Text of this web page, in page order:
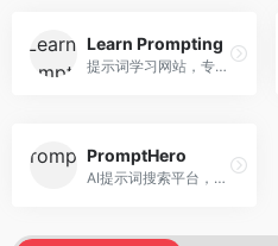
Learn Prompting
提示词学习网站，专注于提示词工程教育。面向AI学习者，提供提示词教程、最佳实践、案例研究等资源，教学内容系统。
PromptHero
AI提示词搜索平台，整合多种AI工具提示词资源。面向AI创作者，提供提示词搜索、模板库、社区分享等服务，提示词资源丰富。